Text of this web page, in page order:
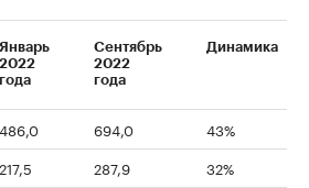
00:00
Январь
2022
года
Сентябрь
2022
года
Динамика
486,0 694,0
43%
217,5 287,9
32%